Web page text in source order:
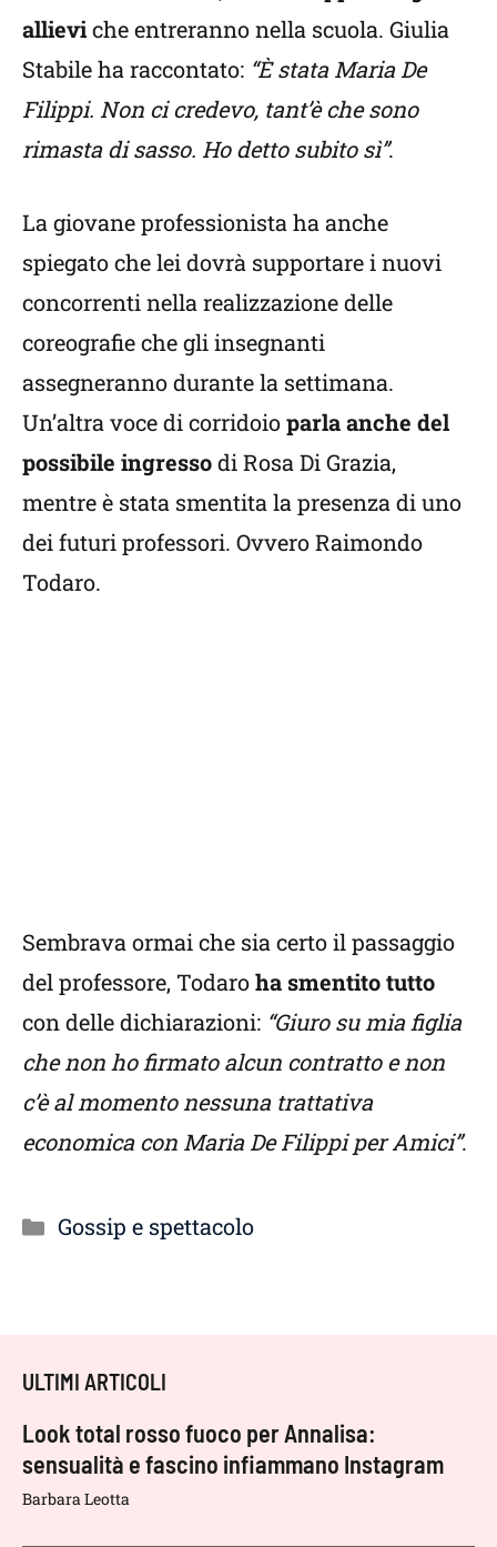
allieviche entreranno nella scuola. Giulia
Stabile ha raccontato: “È stata Maria De
Filippi. Non ci credevo, tant’è che sono
rimasta di sasso. Ho detto subito sì”.
La giovane professionista ha anche
spiegato che lei dovrà supportare i nuovi
concorrenti nella realizzazione delle
coreografie che gli insegnanti
assegneranno durante la settimana.
Un’altra voce di corridoioparla anche del
possibile ingressodi Rosa Di Grazia,
mentre è stata smentita la presenza di uno
dei futuri professori. Ovvero Raimondo
Todaro.
Sembrava ormai che sia certo il passaggio
del professore, Todaroha smentito tutto
con delle dichiarazioni: “Giuro su mia figlia
che non ho firmato alcun contratto e non
c’è al momento nessuna trattativa
economica con Maria De Filippi per Amici”.
Categorie
Gossip e spettacolo
ULTIMI ARTICOLI
Look total rosso fuoco per Annalisa:
sensualità e fascino infiammano Instagram
Barbara Leotta